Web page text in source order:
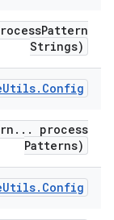
Pattern
Strings)
Utils. Config
. . .
process
Patterns)
Utils. Config